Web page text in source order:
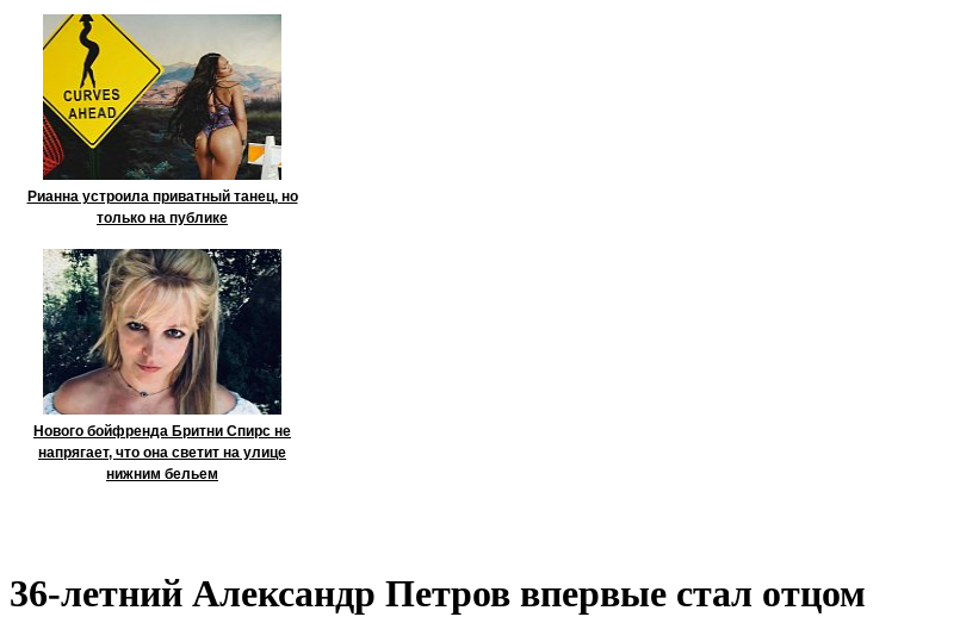
Рианна устроила приватный танец, но
только на публике
Нового бойфренда Бритни Спирс не
напрягает, что она светит на улице
нижним бельем
36-летний Александр Петров впервые стал отцом